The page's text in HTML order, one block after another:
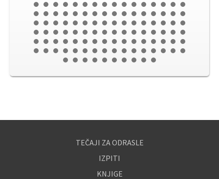
TEČAJI ZA ODRASLE
IZPITI
KNJIGE